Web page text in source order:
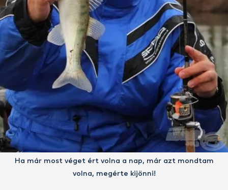
Ha már most véget ért volna a nap, már azt mondtam
volna, megérte kijönni!